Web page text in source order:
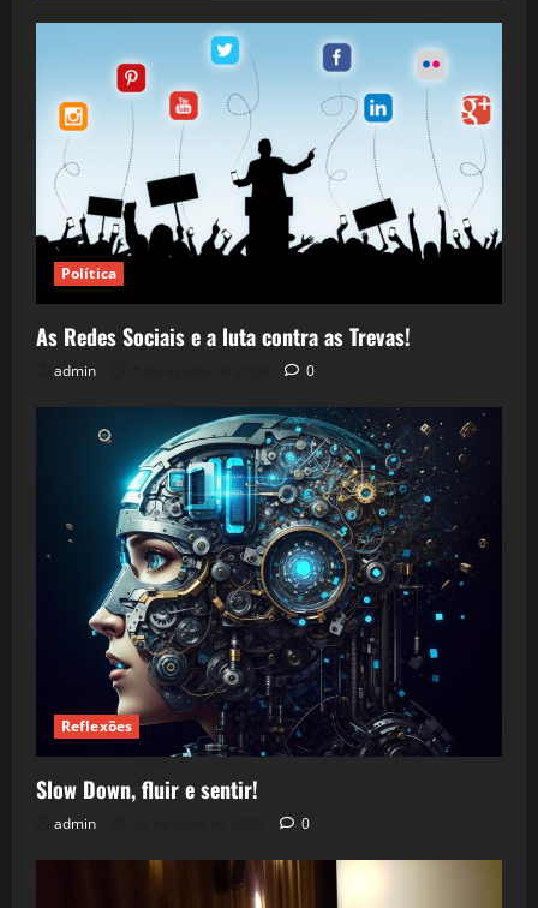
Política
As Redes Sociais e a luta contra as Trevas!
admin 0
Reflexões
Slow Down, fluir e sentir!
admin 0